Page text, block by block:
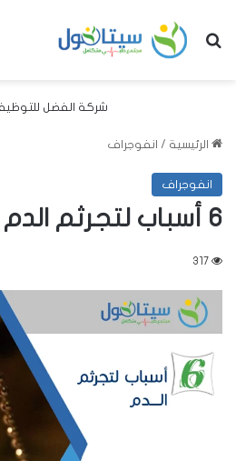
بحث عن
شركة الفضل
الرئيسية / انفوجراف
انفوجراف
6 أسباب لتجرثم الدم
317